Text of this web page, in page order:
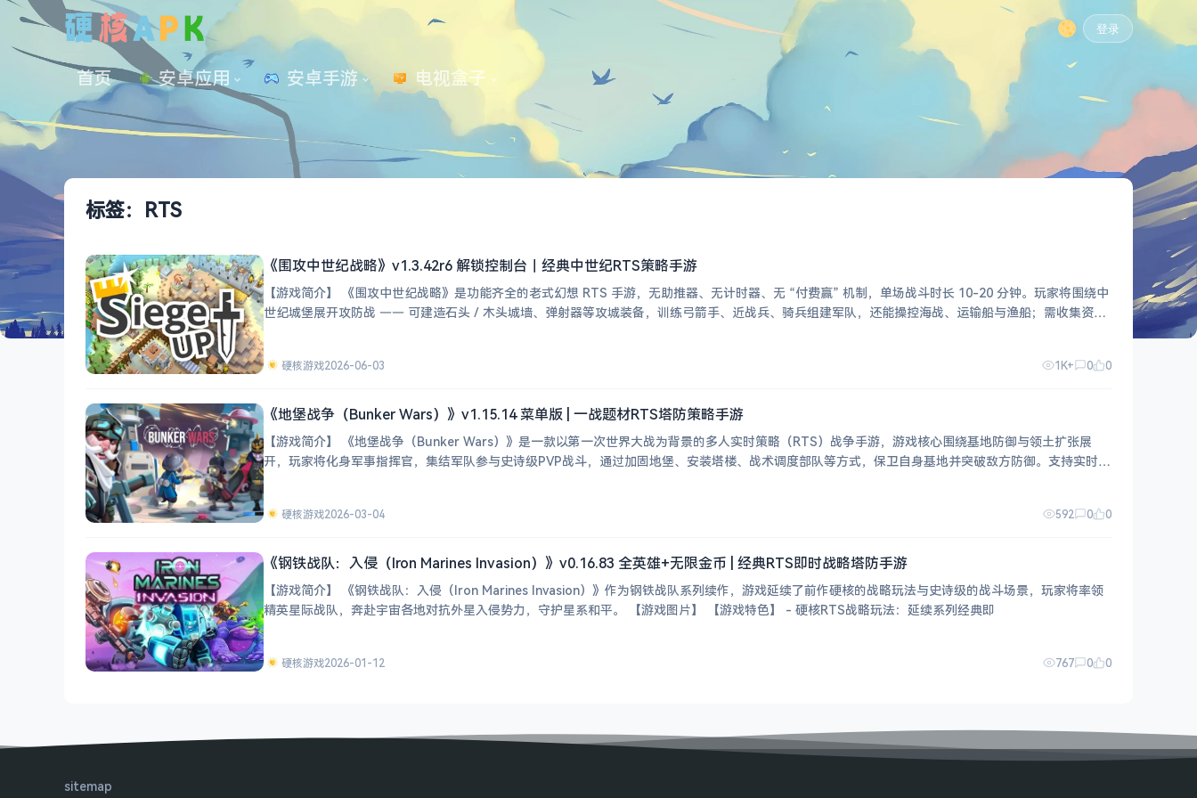
登录
首页 安卓应用 安卓手游 电视盒子
标签：RTS
《围攻中世纪战略》v1.3.42r6 解锁控制台｜经典中世纪RTS策略手游
【游戏简介】 《围攻中世纪战略》是功能齐全的老式幻想 RTS 手游，无助推器、无计时器、无 “付费赢” 机制，单场战斗时长 10-20 分钟。玩家将围绕中
世纪城堡展开攻防战 —— 可建造石头 / 木头城墙、弹射器等攻城装备，训练弓箭手、近战兵、骑兵组建军队，还能操控海战、运输船与渔船；需收集资
硬核游戏2026-06-03 1K+ 0 0
《地堡战争（Bunker Wars）》v1.15.14 菜单版 | 一战题材RTS塔防策略手游
【游戏简介】 《地堡战争（Bunker Wars）》是一款以第一次世界大战为背景的多人实时策略（RTS）战争手游，游戏核心围绕基地防御与领土扩张展
开，玩家将化身军事指挥官，集结军队参与史诗级PVP战斗，通过加固地堡、安装塔楼、战术调度部队等方式，保卫自身基地并突破敌方防御。支持实时多
硬核游戏2026-03-04 592 0 0
《钢铁战队：入侵（Iron Marines Invasion）》v0.16.83 全英雄+无限金币 | 经典RTS即时战略塔防手游
【游戏简介】 《钢铁战队：入侵（Iron Marines Invasion）》作为钢铁战队系列续作，游戏延续了前作硬核的战略玩法与史诗级的战斗场景，玩家将率领
精英星际战队，奔赴宇宙各地对抗外星入侵势力，守护星系和平。 【游戏图片】 【游戏特色】 - 硬核RTS战略玩法：延续系列经典即
硬核游戏2026-01-12 767 0 0
sitemap